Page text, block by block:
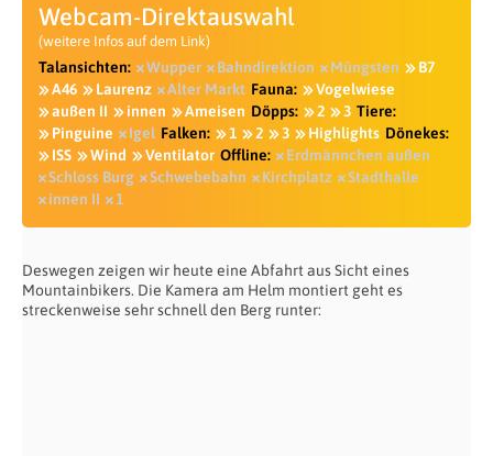
Webcam-Direktauswahl
(weitere Infos auf dem Link)
Talansichten: Wupper Bahndirektion Müngsten
B7
A46
Laurenz Alter Markt Fauna:
Vogelwiese
außen II
innen Ameisen Döpps: 2 3 Tiere:
Pinguine
Igel Falken: 1 2 3 Highlights Dönekes:
ISS
Wind Ventilator Offline:
Erdmännchen außen
Schloss Burg
Schwebebahn Kirchplatz
Stadthalle
innen II
1
Deswegen zeigen wir heute eine Abfahrt aus Sicht eines
Mountainbikers. Die Kamera am Helm montiert geht es
streckenweise sehr schnell den Berg runter: